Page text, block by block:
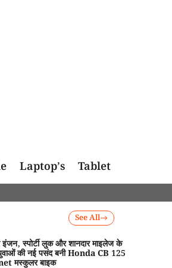
Laptop’s Tablet
See All
इंजन, स्पोर्टी लुक और शानदार माइलेज के
की नई पसंद बनी Honda CB 125
मस्कुलर बाइक